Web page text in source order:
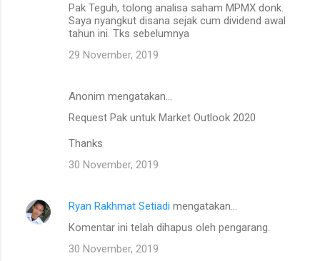
Pak Teguh, tolong analisa saham MPMX donk.
Saya nyangkut disana sejak cum dividend awal
tahun ini. Tks sebelumnya
29 November, 2019
Anonim mengatakan…
Request Pak untuk Market Outlook 2020
Thanks
30 November, 2019
Ryan Rakhmat Setiadi mengatakan…
Komentar ini telah dihapus oleh pengarang.
30 November, 2019